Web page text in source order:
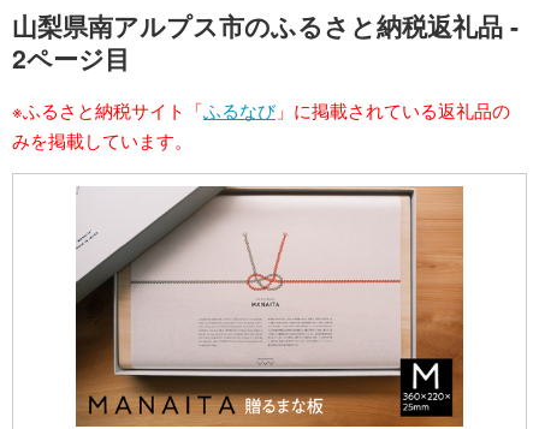
山梨県南アルプス市のふるさと納税返礼品 -
2ページ目
※ふるさと納税サイト「ふるなび」に掲載されている返礼品の
みを掲載しています。